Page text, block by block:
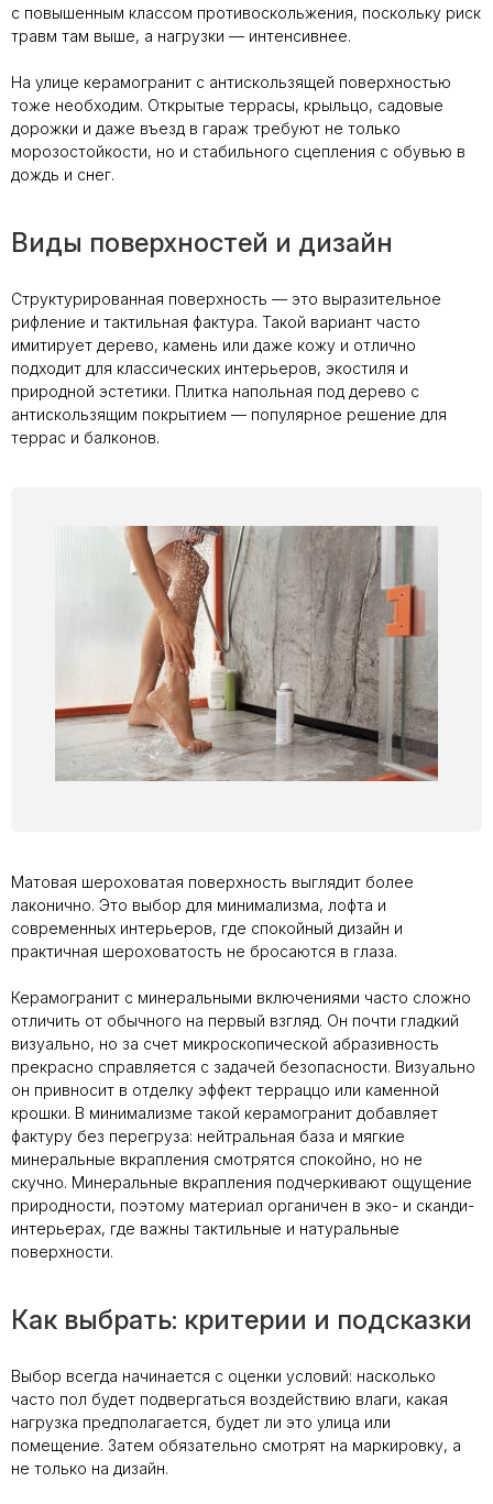
с повышенным классом противоскольжения, поскольку риск
травм там выше, а нагрузки — интенсивнее.
На улице керамогранит с антискользящей поверхностью
тоже необходим. Открытые террасы, крыльцо, садовые
дорожки и даже въезд в гараж требуют не только
морозостойкости, но и стабильного сцепления с обувью в
дождь и снег.
Виды поверхностей и дизайн
Структурированная поверхность — это выразительное
рифление и тактильная фактура. Такой вариант часто
имитирует дерево, камень или даже кожу и отлично
подходит для классических интерьеров, экостиля и
природной эстетики. Плитка напольная под дерево с
антискользящим покрытием — популярное решение для
террас и балконов.
Матовая шероховатая поверхность выглядит более
лаконично. Это выбор для минимализма, лофта и
современных интерьеров, где спокойный дизайн и
практичная шероховатость не бросаются в глаза.
Керамогранит с минеральными включениями часто сложно
отличить от обычного на первый взгляд. Он почти гладкий
визуально, но за счет микроскопической абразивность
прекрасно справляется с задачей безопасности. Визуально
он привносит в отделку эффект терраццо или каменной
крошки. В минимализме такой керамогранит добавляет
фактуру без перегруза: нейтральная база и мягкие
минеральные вкрапления смотрятся спокойно, но не
скучно. Минеральные вкрапления подчеркивают ощущение
природности, поэтому материал органичен в эко- и сканди-
интерьерах, где важны тактильные и натуральные
поверхности.
Как выбрать: критерии и подсказки
Выбор всегда начинается с оценки условий: насколько
часто пол будет подвергаться воздействию влаги, какая
нагрузка предполагается, будет ли это улица или
помещение. Затем обязательно смотрят на маркировку, а
не только на дизайн.